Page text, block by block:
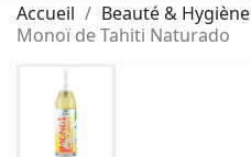
Accueil Beauté & Hygiène
Monoï de Tahiti Naturado